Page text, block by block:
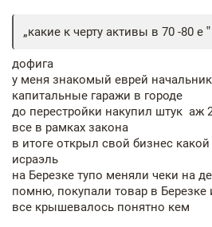
какие к черту активы в 70 -80 е
дофига
у меня знакомый еврей
капитальные гаражи в городе
до перестройки накупил штук аж
все в рамках закона
в итоге открыл свой бизнес
исраэль
на Березке тупо меняли чеки на
помню, покупали товар в Березке
все крышевалось понятно кем